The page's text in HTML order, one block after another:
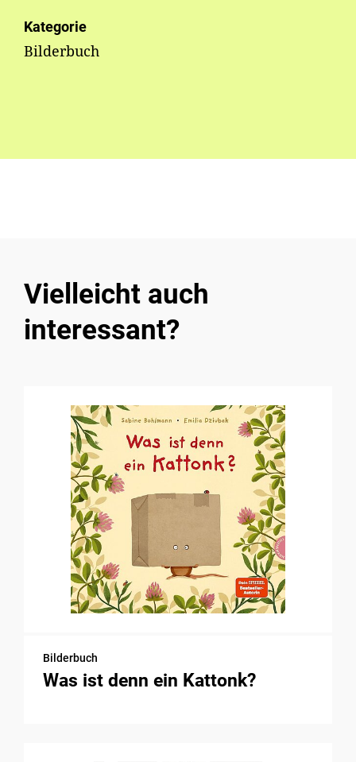
Kategorie
Bilderbuch
Vielleicht auch
interessant?
Bilderbuch
Was ist denn ein Kattonk?